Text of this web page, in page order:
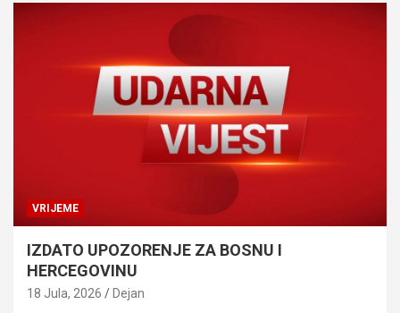
VRIJEME
IZDATO UPOZORENJE ZA BOSNU I
HERCEGOVINU
18 Jula, 2026 Dejan